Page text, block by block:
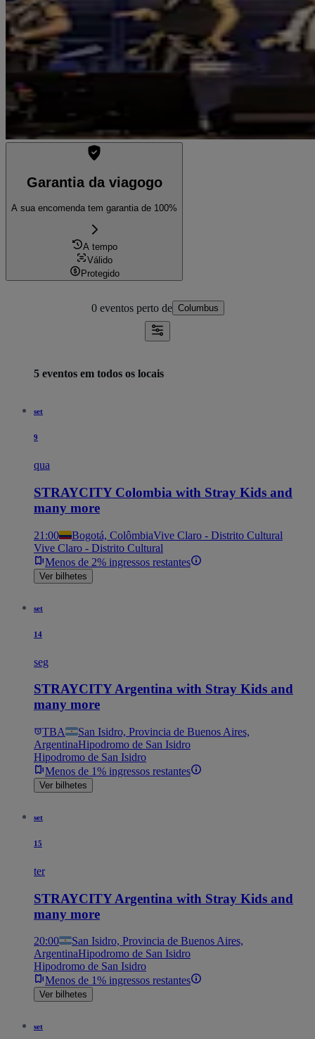
Garantia da viagogo
A sua encomenda tem garantia de 100%
A tempo
Válido
Protegido
0 eventos perto de Columbus
5 eventos em todos os locais
set
9
qua
STRAYCITY Colombia with Stray Kids and
many more
21:00 Bogotá, ColômbiaVive Claro - Distrito Cultural
Vive Claro - Distrito Cultural
Menos de 2% ingressos restantes
Ver bilhetes
set
14
seg
STRAYCITY Argentina with Stray Kids and
many more
TBA
San Isidro, Provincia de Buenos Aires,
ArgentinaHipodromo de San Isidro
Hipodromo de San Isidro
Menos de 1% ingressos restantes
Ver bilhetes
set
15
ter
STRAYCITY Argentina with Stray Kids and
many more
20:00
San Isidro, Provincia de Buenos Aires,
ArgentinaHipodromo de San Isidro
Hipodromo de San Isidro
Menos de 1% ingressos restantes
Ver bilhetes
set